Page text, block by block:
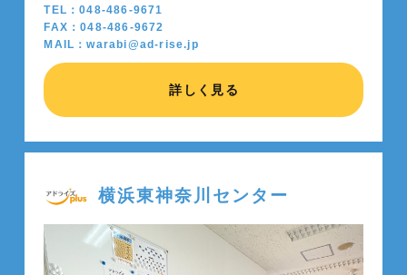
TEL：048-486-9671
FAX：048-486-9672
MAIL：warabi@ad-rise.jp
詳しく見る
横浜東神奈川センター